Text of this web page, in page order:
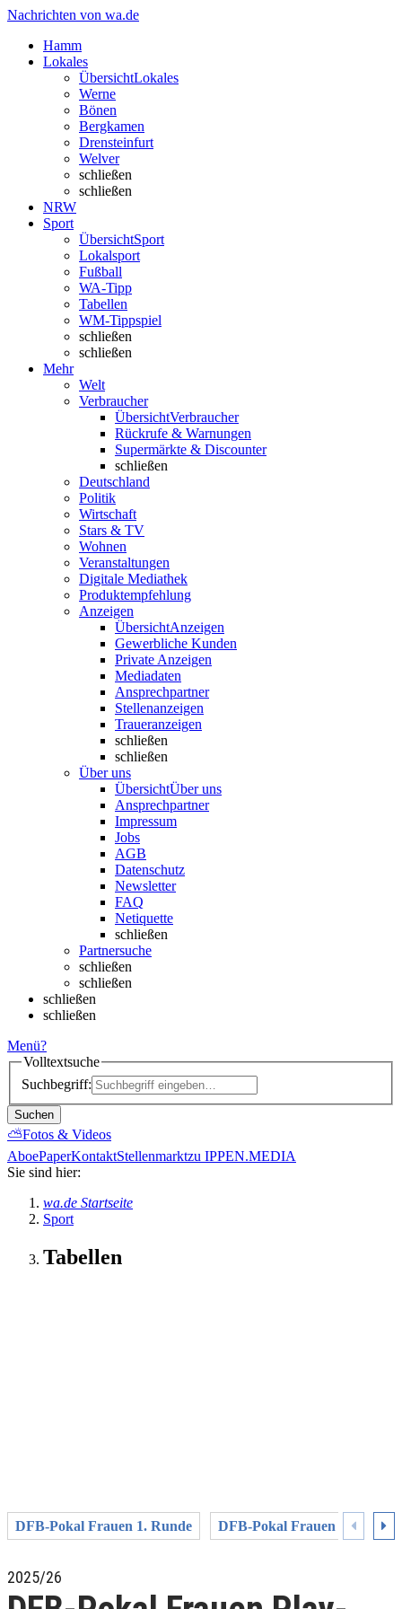
Nachrichten von wa.de
Hamm
Lokales
ÜbersichtLokales
Werne
Bönen
Bergkamen
Drensteinfurt
Welver
schließen
schließen
NRW
Sport
ÜbersichtSport
Lokalsport
Fußball
WA-Tipp
Tabellen
WM-Tippspiel
schließen
schließen
Mehr
Welt
Verbraucher
ÜbersichtVerbraucher
Rückrufe & Warnungen
Supermärkte & Discounter
schließen
Deutschland
Politik
Wirtschaft
Stars & TV
Wohnen
Veranstaltungen
Digitale Mediathek
Produktempfehlung
Anzeigen
ÜbersichtAnzeigen
Gewerbliche Kunden
Private Anzeigen
Mediadaten
Ansprechpartner
Stellenanzeigen
Traueranzeigen
schließen
schließen
Über uns
ÜbersichtÜber uns
Ansprechpartner
Impressum
Jobs
AGB
Datenschutz
Newsletter
FAQ
Netiquette
schließen
Partnersuche
schließen
schließen
schließen
schließen
Menü?
Volltextsuche
Suchbegriff:
Suchen
⛅Fotos & Videos
AboePaperKontaktStellenmarktzu IPPEN.MEDIA
Sie sind hier:
wa.de Startseite
Sport
Tabellen
DFB-Pokal Frauen 1. Runde DFB-Pokal Frauen 2. Runde
2025/26